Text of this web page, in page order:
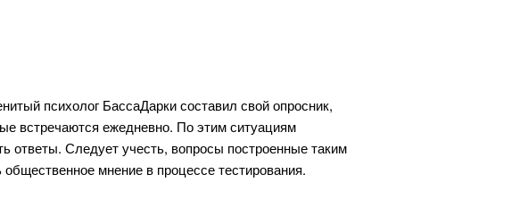
психолог БассаДарки составил свой опросник,
встречаются ежедневно. По этим ситуациям
ответы. Следует учесть, вопросы построенные таким
мнение в процессе тестирования.